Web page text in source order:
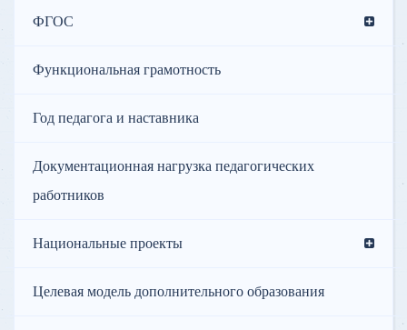
ФГОС
Функциональная грамотность
Год педагога и наставника
Документационная нагрузка педагогических
работников
Национальные проекты
Целевая модель дополнительного образования